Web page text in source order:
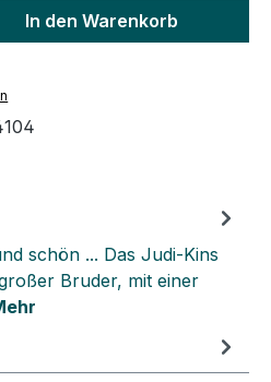
den
In den Warenkorb
schön ... Das Judi-Kins
Bruder, mit einer